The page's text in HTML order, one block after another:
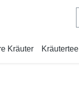
Kräuter Kräutertee